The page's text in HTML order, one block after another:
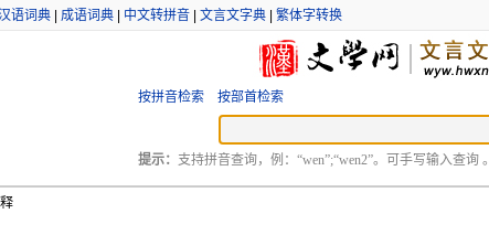
语词典| 成语词典| 中文转拼音| 文言文字典| 繁体字转换
按拼音检索 按部首检索
提示： 支持拼音查询，例：“wen”;“wen2”。可手写输入查询 。